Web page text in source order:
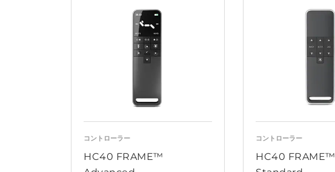
コントローラー
HC40 FRAME™
コントローラー
HC40 FRAME™